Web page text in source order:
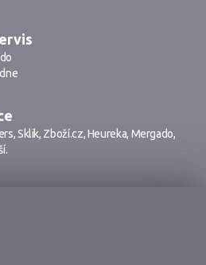
,Sklik, Zboží.cz,Heureka, Mergado,